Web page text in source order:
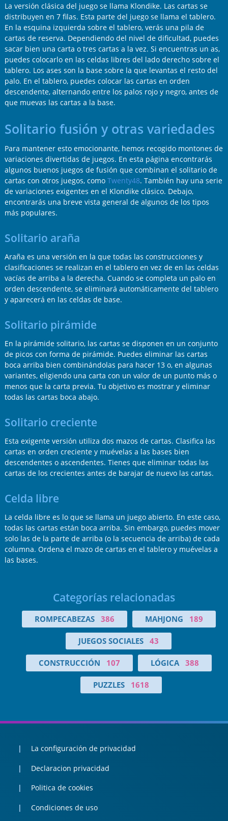
La versión clásica del juego se llama Klondike. Las cartas se
distribuyen en 7 filas. Esta parte del juego se llama el tablero.
En la esquina izquierda sobre el tablero, verás una pila de
cartas de reserva. Dependiendo del nivel de dificultad, puedes
sacar bien una carta o tres cartas a la vez. Si encuentras un as,
puedes colocarlo en las celdas libres del lado derecho sobre el
tablero. Los ases son la base sobre la que levantas el resto del
palo. En el tablero, puedes colocar las cartas en orden
descendente, alternando entre los palos rojo y negro, antes de
que muevas las cartas a la base.
Solitario fusión y otras variedades
Para mantener esto emocionante, hemos recogido montones de
variaciones divertidas de juegos. En esta página encontrarás
algunos buenos juegos de fusión que combinan el solitario de
cartas con otros juegos, como Twenty48. También hay una serie
de variaciones exigentes en el Klondike clásico. Debajo,
encontrarás una breve vista general de algunos de los tipos
más populares.
Solitario araña
Araña es una versión en la que todas las construcciones y
clasificaciones se realizan en el tablero en vez de en las celdas
vacías de arriba a la derecha. Cuando se completa un palo en
orden descendente, se eliminará automáticamente del tablero
y aparecerá en las celdas de base.
Solitario pirámide
En la pirámide solitario, las cartas se disponen en un conjunto
de picos con forma de pirámide. Puedes eliminar las cartas
boca arriba bien combinándolas para hacer 13 o, en algunas
variantes, eligiendo una carta con un valor de un punto más o
menos que la carta previa. Tu objetivo es mostrar y eliminar
todas las cartas boca abajo.
Solitario creciente
Esta exigente versión utiliza dos mazos de cartas. Clasifica las
cartas en orden creciente y muévelas a las bases bien
descendentes o ascendentes. Tienes que eliminar todas las
cartas de los crecientes antes de barajar de nuevo las cartas.
Celda libre
La celda libre es lo que se llama un juego abierto. En este caso,
todas las cartas están boca arriba. Sin embargo, puedes mover
solo las de la parte de arriba (o la secuencia de arriba) de cada
columna. Ordena el mazo de cartas en el tablero y muévelas a
las bases.
Categorías relacionadas
ROMPECABEZAS 386 MAHJONG 189
JUEGOS SOCIALES 43
CONSTRUCCIÓN 107 LÓGICA 388
PUZZLES 1618
La configuración de privacidad
Declaracion privacidad
Politica de cookies
Condiciones de uso